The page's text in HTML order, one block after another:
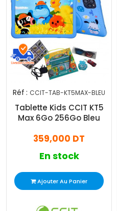
Réf : CCIT-TAB-KT5MAX-BLEU
Tablette Kids CCIT KT5
Max 6Go 256Go Bleu
359,000 DT
En stock
Ajouter Au Panier